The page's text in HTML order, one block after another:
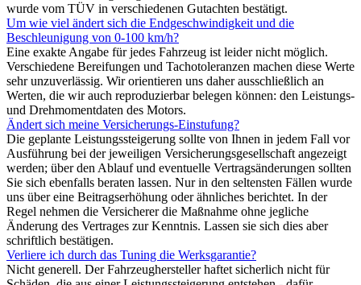
wurde vom TÜV in verschiedenen Gutachten bestätigt.
Um wie viel ändert sich die Endgeschwindigkeit und die
Beschleunigung von 0-100 km/h?
Eine exakte Angabe für jedes Fahrzeug ist leider nicht möglich.
Verschiedene Bereifungen und Tachotoleranzen machen diese Werte
sehr unzuverlässig. Wir orientieren uns daher ausschließlich an
Werten, die wir auch reproduzierbar belegen können: den Leistungs-
und Drehmomentdaten des Motors.
Ändert sich meine Versicherungs-Einstufung?
Die geplante Leistungssteigerung sollte von Ihnen in jedem Fall vor
Ausführung bei der jeweiligen Versicherungsgesellschaft angezeigt
werden; über den Ablauf und eventuelle Vertragsänderungen sollten
Sie sich ebenfalls beraten lassen. Nur in den seltensten Fällen wurde
uns über eine Beitragserhöhung oder ähnliches berichtet. In der
Regel nehmen die Versicherer die Maßnahme ohne jegliche
Änderung des Vertrages zur Kenntnis. Lassen sie sich dies aber
schriftlich bestätigen.
Verliere ich durch das Tuning die Werksgarantie?
Nicht generell. Der Fahrzeughersteller haftet sicherlich nicht für